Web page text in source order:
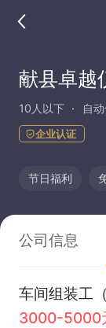
献县卓越
10人以下 自
企业认证
节日福利
公司信息
车间组装工
3000-5000